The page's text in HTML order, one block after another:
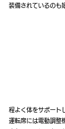
装備されているのも
程よく体をサポート
運転席には電動調整